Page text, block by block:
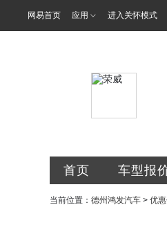
网易首页 应用 进入关怀模式
首页 车型报
当前位置： 德州鸿发汽车 > 优